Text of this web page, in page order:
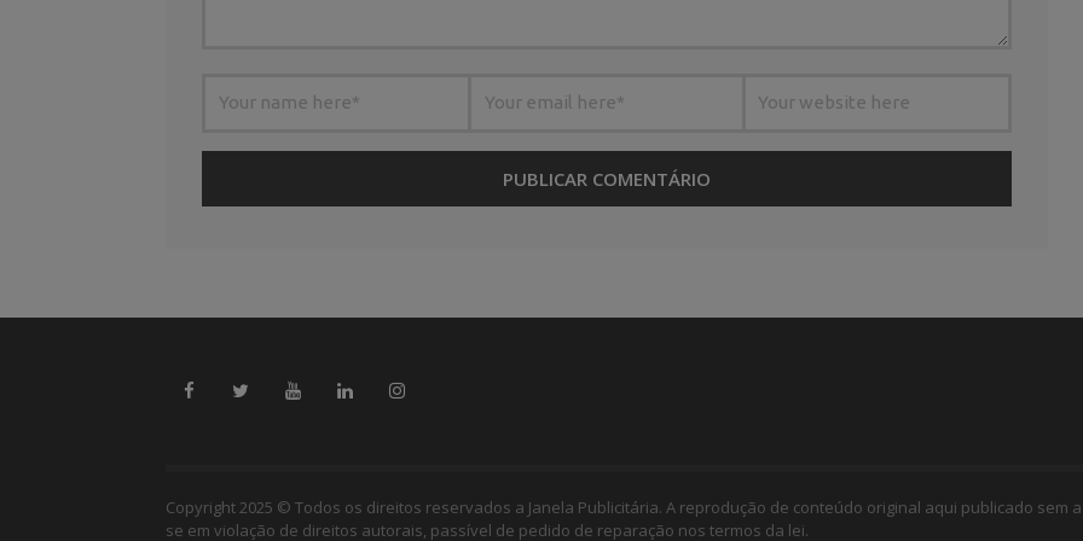
Copyright 2025 © Todos os direitos reservados a Janela Publicitária. A reprodução de conteúdo original aqui publicado
se em violação de direitos autorais, passível de pedido de reparação nos termos da lei.